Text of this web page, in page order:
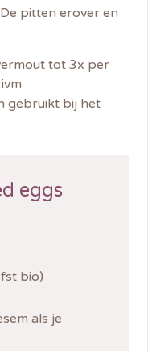
pitten erover en
tot 3x per
gebruikt bij het
eggs
bio)
als je